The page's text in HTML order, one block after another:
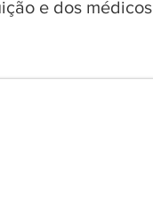
e dos médicos